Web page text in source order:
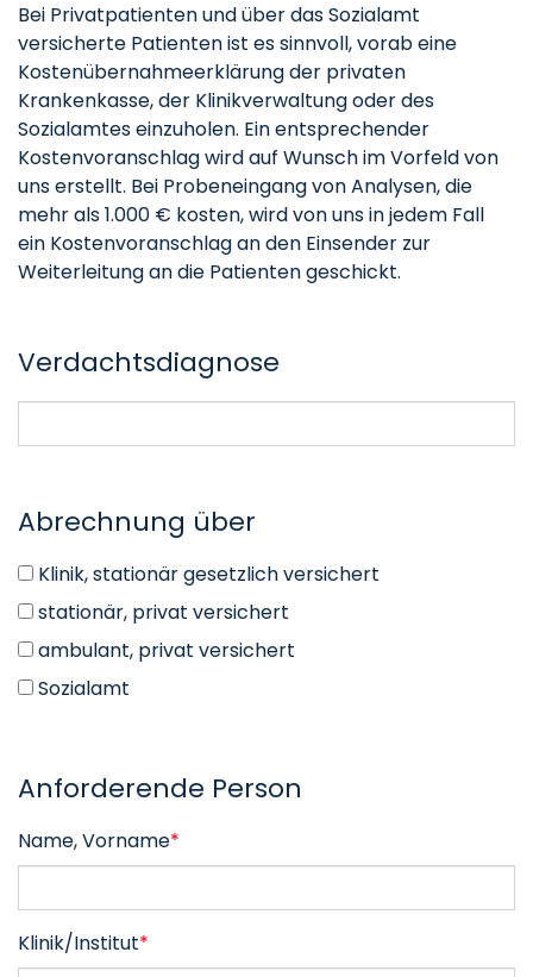
Bei Privatpatienten und über das Sozialamt
versicherte Patienten ist es sinnvoll, vorab eine
Kostenübernahmeerklärung der privaten
Krankenkasse, der Klinikverwaltung oder des
Sozialamtes einzuholen. Ein entsprechender
Kostenvoranschlag wird auf Wunsch im Vorfeld von
uns erstellt. Bei Probeneingang von Analysen, die
mehr als 1.000 € kosten, wird von uns in jedem Fall
ein Kostenvoranschlag an den Einsender zur
Weiterleitung an die Patienten geschickt.
Verdachtsdiagnose
Abrechnung über
Klinik, stationär gesetzlich versichert
stationär, privat versichert
ambulant, privat versichert
Sozialamt
Anforderende Person
Name, Vorname*
Klinik/Institut*